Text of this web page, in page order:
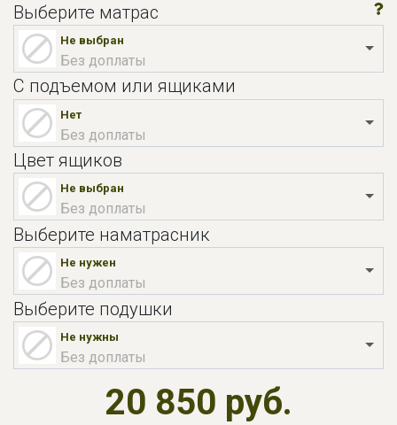
Выберите матрас
Не выбран
Без доплаты
С подъемом или ящиками
Нет
Без доплаты
Цвет ящиков
Не выбран
Без доплаты
Выберите наматрасник
Не нужен
Без доплаты
Выберите подушки
Не нужны
Без доплаты
20 850 руб.